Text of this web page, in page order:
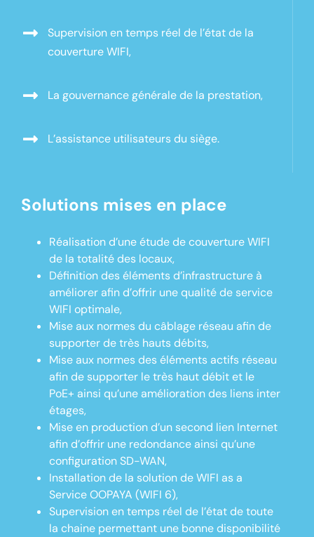
Supervision en temps réel de l’état de la
couverture WIFI,
La gouvernance générale de la prestation,
L’assistance utilisateurs du siège.
Solutions mises en place
Réalisation d’une étude de couverture WIFI
de la totalité des locaux,
Définition des éléments d’infrastructure à
améliorer afin d’offrir une qualité de service
WIFI optimale,
Mise aux normes du câblage réseau afin de
supporter de très hauts débits,
Mise aux normes des éléments actifs réseau
afin de supporter le très haut débit et le
PoE+ ainsi qu’une amélioration des liens inter
étages,
Mise en production d’un second lien Internet
afin d’offrir une redondance ainsi qu’une
configuration SD-WAN,
Installation de la solution de WIFI as a
Service OOPAYA (WIFI 6),
Supervision en temps réel de l’état de toute
la chaine permettant une bonne disponibilité